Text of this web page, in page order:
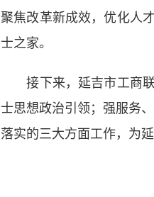
聚焦改革新成效，优化人
士之家。
接下来，延吉市工商联
士思想政治引领；强服务
落实的三大方面工作，为